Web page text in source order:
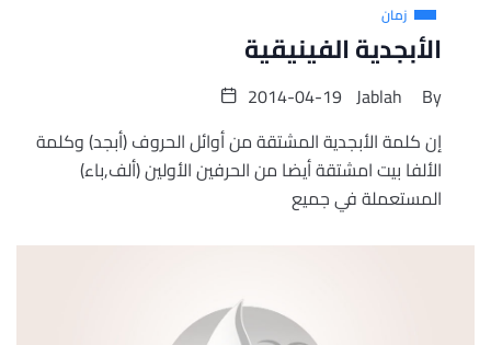
زمان
الأبجدية الفينيقية
By
Jablah
2014-04-19
إن كلمة الأبجدية المشتقة من أوائل الحروف (أبجد) وكلمة
الألفا بيت امشتقة أيضا من الحرفين الأولين (ألف,باء)
المستعملة في جميع